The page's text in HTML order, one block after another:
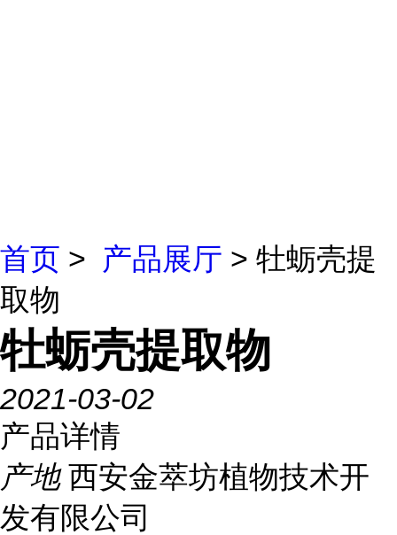
首页 > 产品展厅 > 牡蛎壳提
取物
牡蛎壳提取物
2021-03-02
产品详情
产地 西安金萃坊植物技术开
发有限公司